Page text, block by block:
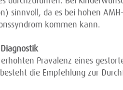
sinnvoll, da es bei hohen
kommen kann.
Prävalenz eines
die Empfehlung zur